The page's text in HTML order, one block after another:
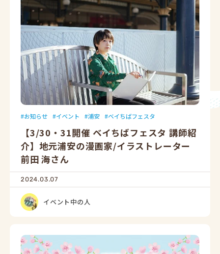
お知らせ イベント 浦安 ベイちばフェスタ
【3/30・31開催 ベイちばフェスタ 講師紹
介】地元浦安の漫画家/イラストレーター
前田 海さん
2024.03.07
イベント中の人